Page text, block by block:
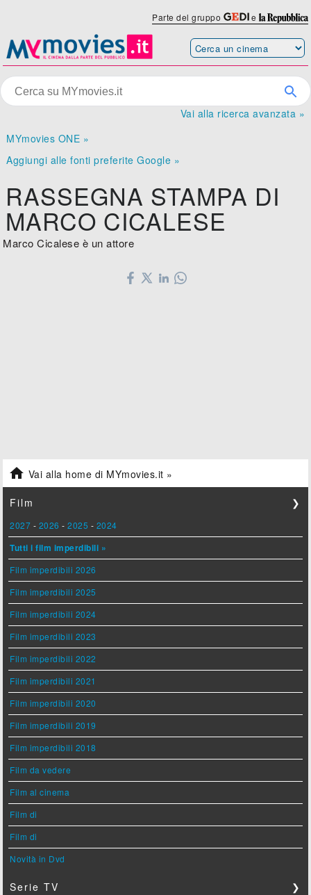
Parte del gruppo e
Vai alla ricerca avanzata »
MYmovies ONE »
Aggiungi alle fonti preferite Google »
RASSEGNA STAMPA DI
MARCO CICALESE
Marco Cicalese è un attore
 Vai alla home di MYmovies.it »
Film ❯
2027 - 2026 -2025 - 2024
Tutti i film imperdibili »
Film imperdibili 2026
Film imperdibili 2025
Film imperdibili 2024
Film imperdibili 2023
Film imperdibili 2022
Film imperdibili 2021
Film imperdibili 2020
Film imperdibili 2019
Film imperdibili 2018
Film da vedere
Film al cinema
Film di
Film di
Novità in Dvd
Serie TV ❯